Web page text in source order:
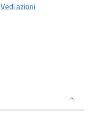
Vedi azioni